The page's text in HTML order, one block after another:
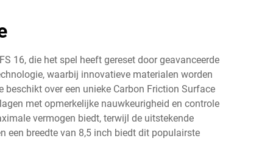
16, die het spel heeft gereset door geavanceerde
waarbij innovatieve materialen worden
over een unieke Carbon Friction Surface
met opmerkelijke nauwkeurigheid en controle
vermogen biedt, terwijl de uitstekende
een breedte van 8,5 inch biedt dit populairste